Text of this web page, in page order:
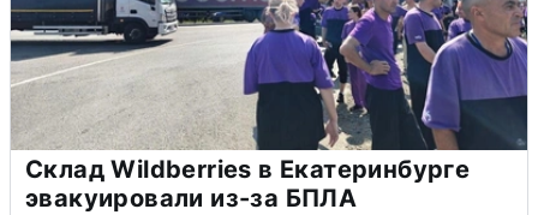
Склад Wildberries в Екатеринбурге
эвакуировали из-за БПЛА